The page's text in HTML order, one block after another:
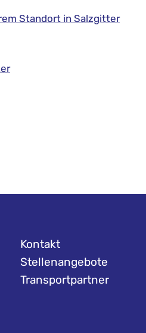
Standort in Salzgitter
Kontakt
Stellenangebote
Transportpartner